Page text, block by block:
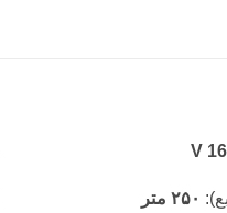
V
۲۵۰ متر